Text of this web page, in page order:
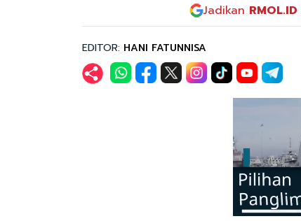
Jadikan RMOL.ID
EDITOR: HANI FATUNNISA